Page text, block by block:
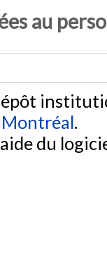
au
.
du